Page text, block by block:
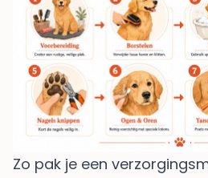
Zo pak je een